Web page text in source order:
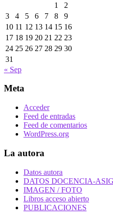
1
2
3
4 5 6 7 8
9
10 11 12 13 14 15 16
17 18 19 20 21 22 23
24 25 26 27 28 29 30
31
« Sep
Meta
Acceder
Feed de entradas
Feed de comentarios
WordPress.org
La autora
Datos autora
DATOS DOCENCIA-
IMAGEN / FOTO
Libros acceso abierto
PUBLICACIONES